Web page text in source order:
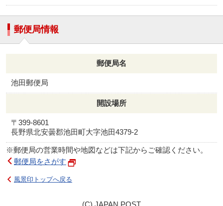
郵便局情報
郵便局名
池田郵便局
開設場所
〒399-8601
長野県北安曇郡池田町大字池田4379-2
※郵便局の営業時間や地図などは下記からご確認ください。
郵便局をさがす
風景印トップへ戻る